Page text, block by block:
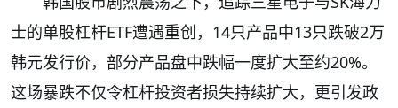
士的单股杠杆ETF遭遇重创，14只产品中13只跌破2万
韩元发行价，部分产品盘中跌幅一度扩大至约20%。
这场暴跌不仅令杠杆投资者损失持续扩大，更引发政